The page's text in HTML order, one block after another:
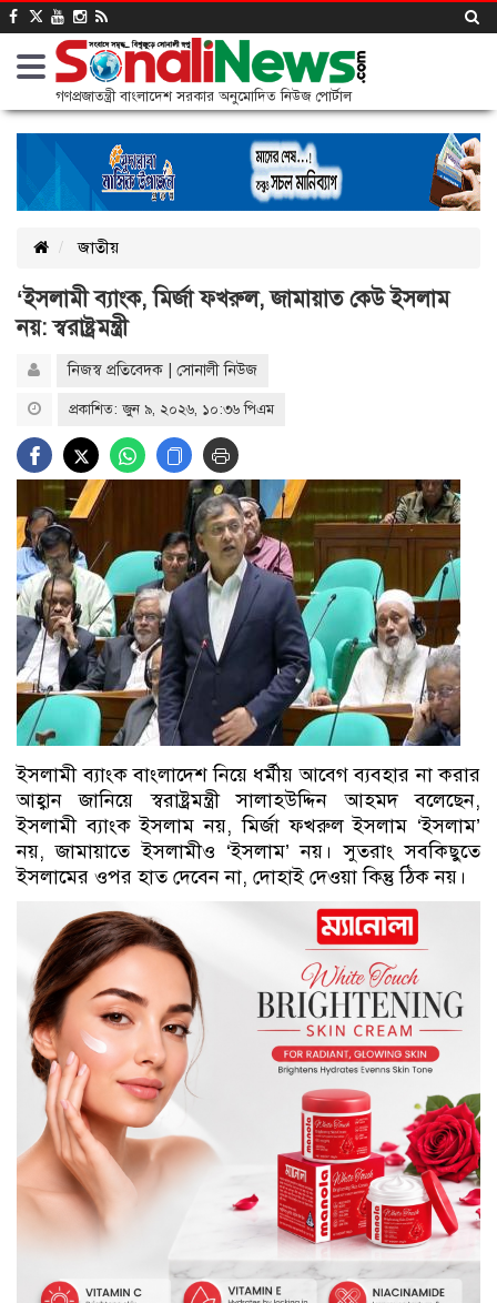
গণপ্রজাতন্ত্রী বাংলাদেশ সরকার অনুমোদিত নিউজ পোর্টাল
জাতীয়
‘ইসলামী ব্যাংক, মির্জা ফখরুল, জামায়াত কেউ ইসলাম
নয়: স্বরাষ্ট্রমন্ত্রী
নিজস্ব প্রতিবেদক | সোনালী নিউজ
প্রকাশিত: জুন ৯, ২০২৬, ১০:৩৬ পিএম
ইসলামী ব্যাংক বাংলাদেশ নিয়ে ধর্মীয় আবেগ ব্যবহার না করার
আহ্বান জানিয়ে স্বরাষ্ট্রমন্ত্রী সালাহউদ্দিন আহমদ বলেছেন,
ইসলামী ব্যাংক ইসলাম নয়, মির্জা ফখরুল ইসলাম ‘ইসলাম’
নয়, জামায়াতে ইসলামীও ‘ইসলাম’ নয়। সুতরাং সবকিছুতে
ইসলামের ওপর হাত দেবেন না, দোহাই দেওয়া কিন্তু ঠিক নয়।